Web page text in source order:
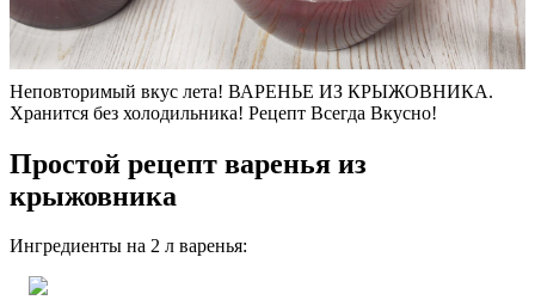
Неповторимый вкус лета! ВАРЕНЬЕ ИЗ КРЫЖОВНИКА.
Хранится без холодильника! Рецепт Всегда Вкусно!
Простой рецепт варенья из
крыжовника
Ингредиенты на 2 л варенья: